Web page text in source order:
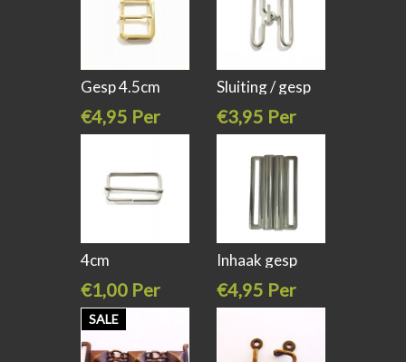
Gesp 4.5cm
€4,95 Per
stuk
Sluiting / gesp
€3,95 Per
stuk
4cm
€1,00 Per
stuk
Inhaak gesp
€4,95 Per
stuk
SALE